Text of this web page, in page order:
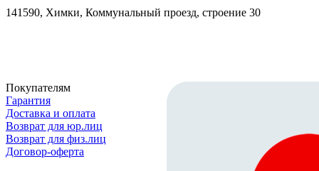
141590, Химки, Коммунальный проезд, строение 30
Покупателям
Гарантия
Доставка и оплата
Возврат для юр.лиц
Возврат для физ.лиц
Договор-оферта